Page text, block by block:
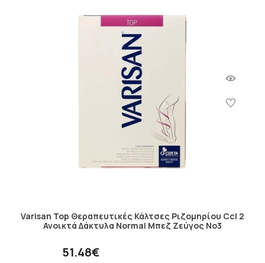
Varisan Top Θεραπευτικές Κάλτσες Ριζομηρίου Ccl 2
Ανοικτά Δάκτυλα Normal Μπεζ Ζεύγος No3
51.48€